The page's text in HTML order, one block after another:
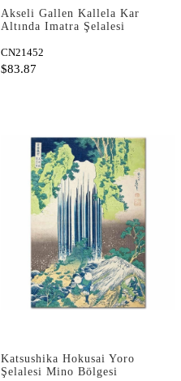
Akseli Gallen Kallela Kar
Altında Imatra Şelalesi
CN21452
$83.87
Katsushika Hokusai Yoro
Şelalesi Mino Bölgesi